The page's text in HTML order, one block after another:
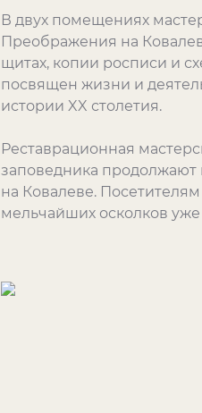
В двух помещениях
Преображения на
щитах, копии росписи и
посвящен жизни и
истории XX столетия.
Реставрационная
заповедника продолжают
на Ковалеве.
мельчайших осколков